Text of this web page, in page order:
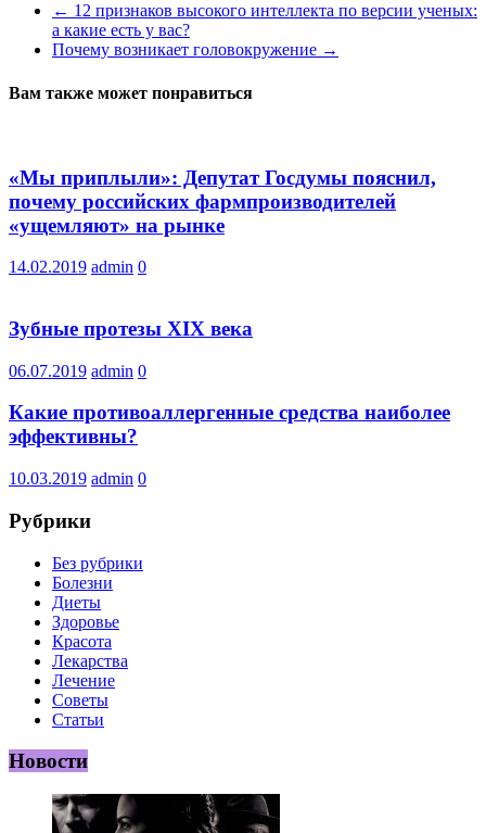
← 12 признаков высокого интеллекта по версии ученых:
а какие есть у вас?
Почему возникает головокружение →
Вам также может понравиться
«Мы приплыли»: Депутат Госдумы пояснил,
почему российских фармпроизводителей
«ущемляют» на рынке
14.02.2019 admin 0
Зубные протезы XIX века
06.07.2019 admin 0
Какие противоаллергенные средства наиболее
эффективны?
10.03.2019 admin 0
Рубрики
Без рубрики
Болезни
Диеты
Здоровье
Красота
Лекарства
Лечение
Советы
Статьи
Новости